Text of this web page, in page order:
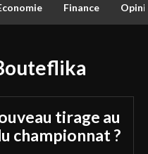
Finance
tirage au
championnat ?